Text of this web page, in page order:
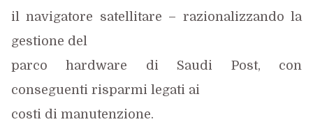
il navigatore satellitare – razionalizzando la
gestione del
parco hardware di Saudi Post, con
conseguenti risparmi legati ai
costi di manutenzione.